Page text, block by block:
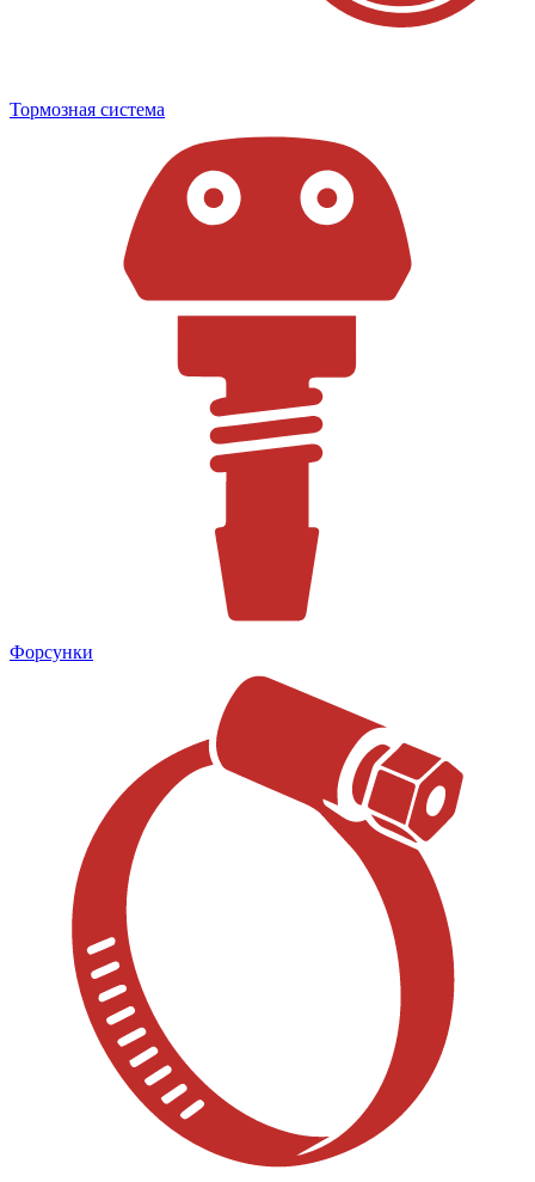
Тормозная система
Форсунки